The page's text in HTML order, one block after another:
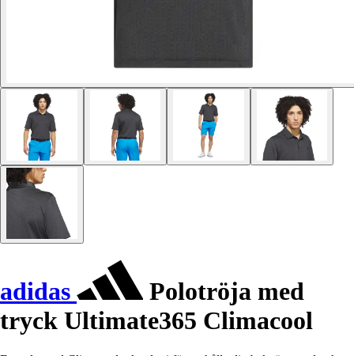
adidas
Polotröja med
tryck Ultimate365 Climacool